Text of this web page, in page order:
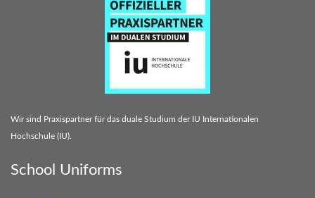
Wir sind Praxispartner für das duale Studium der IU Internationalen
Hochschule (IU).
School Uniforms